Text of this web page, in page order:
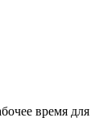
время